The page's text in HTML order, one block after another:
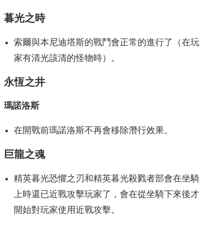
暮光之時
索爾與本尼迪塔斯的戰鬥會正常的進行了（在玩
家有清光該清的怪物時）。
永恆之井
瑪諾洛斯
在開戰前瑪諾洛斯不再會移除潛行效果。
巨龍之魂
精英暮光恐懼之刃和精英暮光殺戮者部會在坐騎
上時還已近戰攻擊玩家了，會在從坐騎下來後才
開始對玩家使用近戰攻擊。